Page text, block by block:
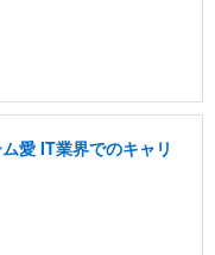
愛 IT業界でのキャリ